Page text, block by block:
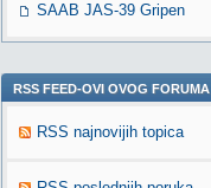
SAAB JAS-39 Gripen
RSS FEED-OVI OVOG FORUMA
RSS najnovijih topica